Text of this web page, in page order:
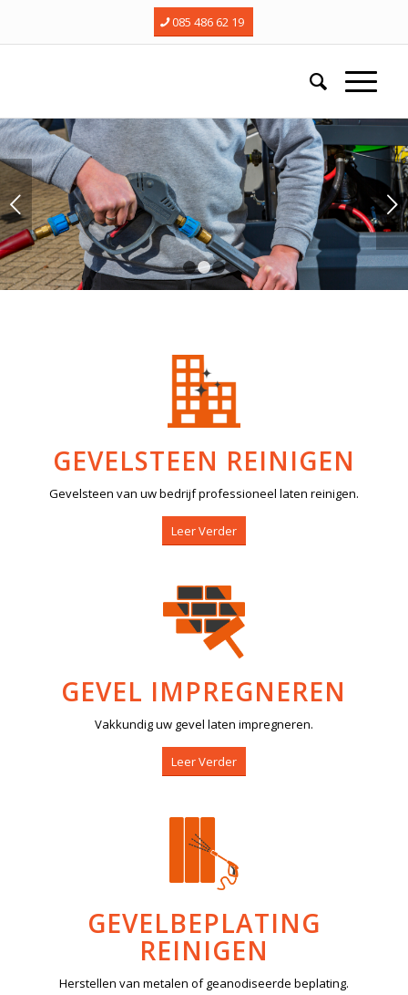
085 486 62 19
Next
1 2
GEVELSTEEN REINIGEN
Gevelsteen van uw bedrijf professioneel laten reinigen.
Leer Verder
GEVEL IMPREGNEREN
Vakkundig uw gevel laten impregneren.
Leer Verder
GEVELBEPLATING
REINIGEN
Herstellen van metalen of geanodiseerde beplating.